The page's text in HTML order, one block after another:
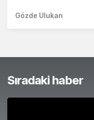
Gözde Ulukan
Sıradaki haber